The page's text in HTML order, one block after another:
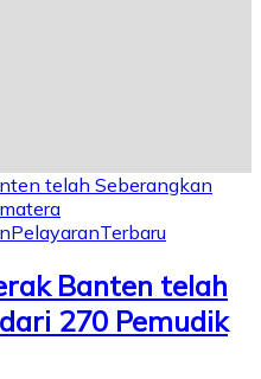
PelayaranTerbaru
Banten telah
270 Pemudik